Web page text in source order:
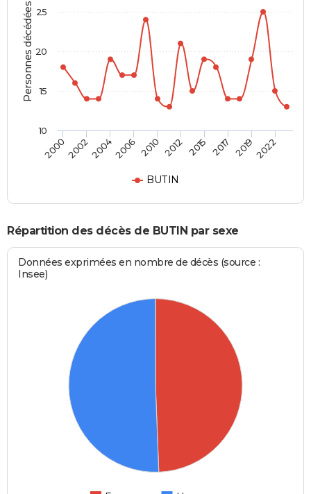
Personnes décédées
BUTIN
2000200220042006 2010 2012 2015 2017 20192022
10
15
20
25
Répartition des décès de BUTIN par sexe
Données exprimées en nombre de décès (source :
Insee)